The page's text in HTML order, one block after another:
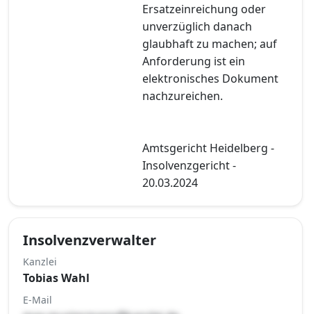
Ersatzeinreichung oder
unverzüglich danach
glaubhaft zu machen; auf
Anforderung ist ein
elektronisches Dokument
nachzureichen.
Amtsgericht Heidelberg -
Insolvenzgericht -
20.03.2024
Insolvenzverwalter
Kanzlei
Tobias Wahl
E-Mail